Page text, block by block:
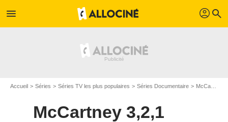
menu profil search
Accueil Séries Séries TV les plus populaires Séries Documentaire McCartney 3,2,1
McCartney 3,2,1